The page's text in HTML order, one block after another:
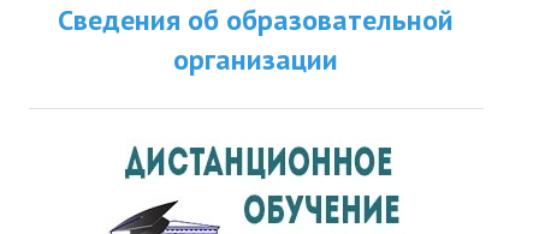
Сведения об образовательной
организации